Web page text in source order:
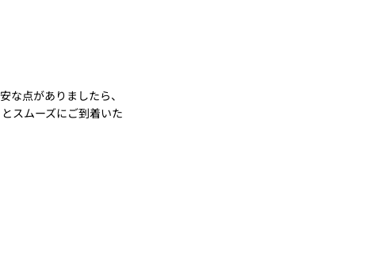
な点がありましたら、
スムーズにご到着いた